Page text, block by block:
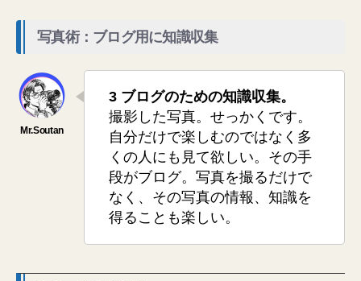
写真術：ブログ用に知識収集
3 ブログのための知識収集。
撮影した写真。せっかくです。
自分だけで楽しむのではなく多
くの人にも見て欲しい。その手
段がブログ。写真を撮るだけで
なく、その写真の情報、知識を
得ることも楽しい。